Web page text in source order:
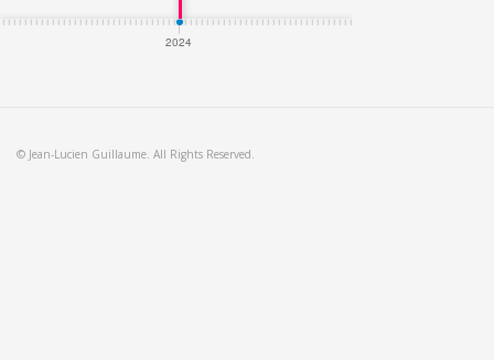
2024
© Jean-Lucien Guillaume. All Rights Reserved.